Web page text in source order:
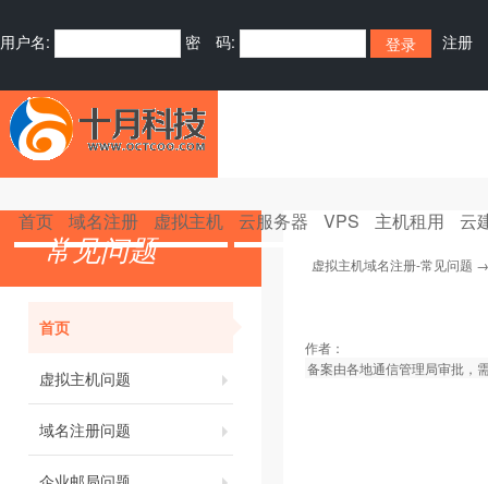
用户名: 密 码: 注册
首页 域名注册 虚拟主机 云服务器 VPS 主机租用 云
常见问题
首页
虚拟主机问题
域名注册问题
虚拟主机域名注册-常见问题
作者：
备案由各地通信管理局审批，